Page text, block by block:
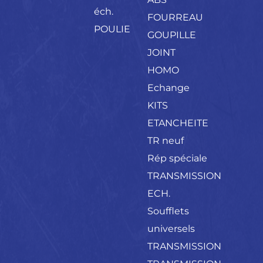
éch.
POULIE
FOURREAU
GOUPILLE
JOINT
HOMO
Echange
KITS
ETANCHEITE
TR neuf
Rép spéciale
TRANSMISSION
ECH.
Soufflets
universels
TRANSMISSION